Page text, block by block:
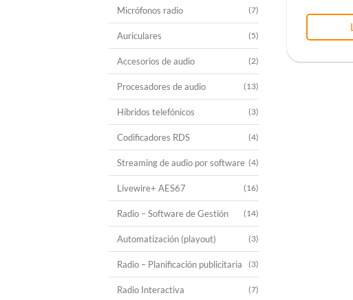
Micrófonos radio (7)
Auriculares (5)
Accesorios de audio (2)
Procesadores de audio (13)
Híbridos telefónicos (3)
Codificadores RDS (4)
Streaming de audio por software (4)
Livewire+ AES67 (16)
Radio – Software de Gestión (14)
Automatización (playout) (3)
Radio – Planificación publicitaria (3)
Radio Interactiva (7)